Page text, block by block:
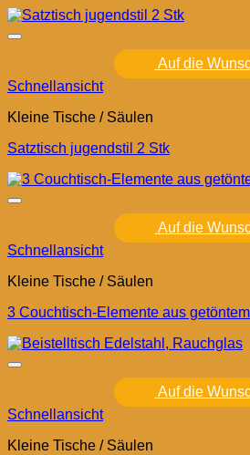
Auf die
Schnellansicht
Kleine Tische / Säulen
Satztisch jugendstil 2 Stk
Auf die
Schnellansicht
Kleine Tische / Säulen
3 Couchtisch-Elemente aus
Auf die
Schnellansicht
Kleine Tische / Säulen